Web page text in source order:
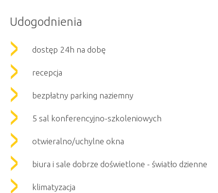
Udogodnienia
dostęp 24h na dobę
recepcja
bezpłatny parking naziemny
5 sal konferencyjno-szkoleniowych
otwieralno/uchylne okna
biura i sale dobrze doświetlone - światło dzienne
klimatyzacja